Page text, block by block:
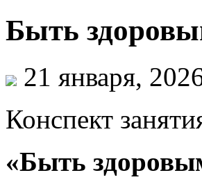
Быть
21 января,
Конспект
«Быть